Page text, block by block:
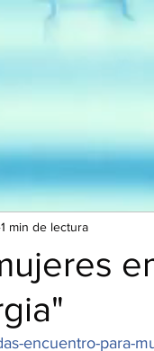
1 min de lectura
encuentro-para-